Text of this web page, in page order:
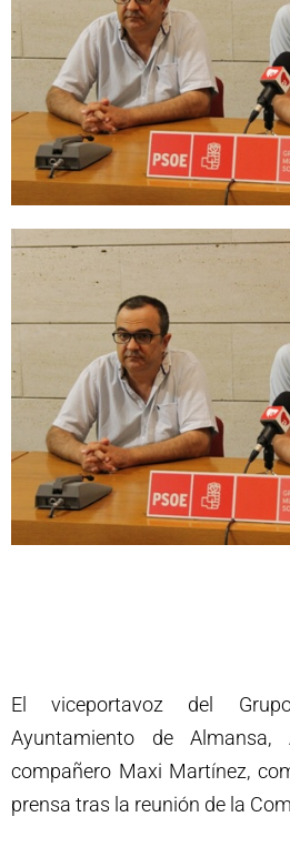
El viceportavoz del
Ayuntamiento de
compañero Maxi Martínez,
prensa tras la reunión de la